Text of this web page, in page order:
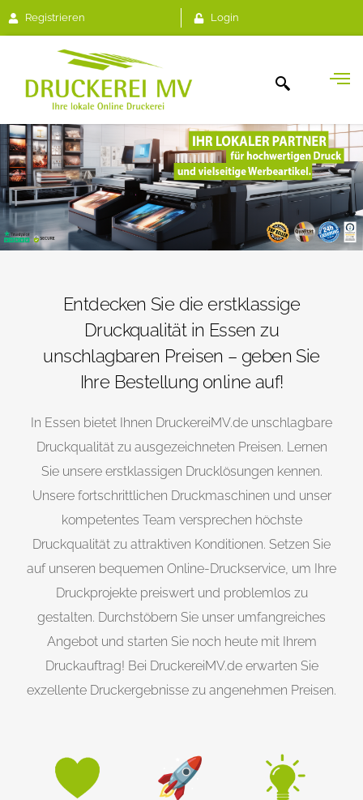
Registrieren Login
Entdecken Sie die erstklassige
Druckqualität in Essen zu
unschlagbaren Preisen – geben Sie
Ihre Bestellung online auf!
In Essen bietet Ihnen DruckereiMV.de unschlagbare
Druckqualität zu ausgezeichneten Preisen. Lernen
Sie unsere erstklassigen Drucklösungen kennen.
Unsere fortschrittlichen Druckmaschinen und unser
kompetentes Team versprechen höchste
Druckqualität zu attraktiven Konditionen. Setzen Sie
auf unseren bequemen Online-Druckservice, um Ihre
Druckprojekte preiswert und problemlos zu
gestalten. Durchstöbern Sie unser umfangreiches
Angebot und starten Sie noch heute mit Ihrem
Druckauftrag! Bei DruckereiMV.de erwarten Sie
exzellente Druckergebnisse zu angenehmen Preisen.